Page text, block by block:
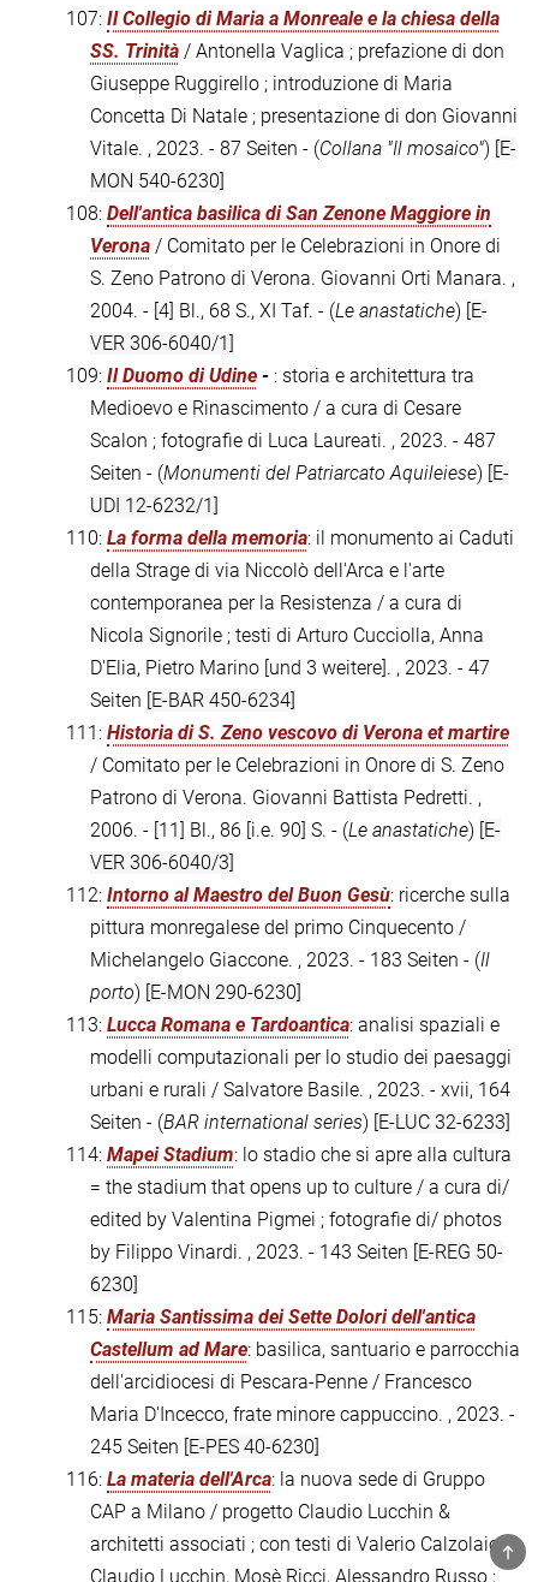
107: Il Collegio di Maria a Monreale e la chiesa della
SS. Trinità / Antonella Vaglica ; prefazione di don
Giuseppe Ruggirello ; introduzione di Maria
Concetta Di Natale ; presentazione di don Giovanni
Vitale. , 2023. - 87 Seiten - (Collana "Il mosaico") [E-
MON 540-6230]
108: Dell'antica basilica di San Zenone Maggiore in
Verona / Comitato per le Celebrazioni in Onore di
S. Zeno Patrono di Verona. Giovanni Orti Manara. ,
2004. - [4] Bl., 68 S., XI Taf. - (Le anastatiche) [E-
VER 306-6040/1]
109: Il Duomo di Udine - : storia e architettura tra
Medioevo e Rinascimento / a cura di Cesare
Scalon ; fotografie di Luca Laureati. , 2023. - 487
Seiten - (Monumenti del Patriarcato Aquileiese) [E-
UDI 12-6232/1]
110: La forma della memoria: il monumento ai Caduti
della Strage di via Niccolò dell'Arca e l'arte
contemporanea per la Resistenza / a cura di
Nicola Signorile ; testi di Arturo Cucciolla, Anna
D'Elia, Pietro Marino [und 3 weitere]. , 2023. - 47
Seiten [E-BAR 450-6234]
111: Historia di S. Zeno vescovo di Verona et martire
/ Comitato per le Celebrazioni in Onore di S. Zeno
Patrono di Verona. Giovanni Battista Pedretti. ,
2006. - [11] Bl., 86 [i.e. 90] S. - (Le anastatiche) [E-
VER 306-6040/3]
112: Intorno al Maestro del Buon Gesù: ricerche sulla
pittura monregalese del primo Cinquecento /
Michelangelo Giaccone. , 2023. - 183 Seiten - (Il
porto) [E-MON 290-6230]
113: Lucca Romana e Tardoantica: analisi spaziali e
modelli computazionali per lo studio dei paesaggi
urbani e rurali / Salvatore Basile. , 2023. - xvii, 164
Seiten - (BAR international series) [E-LUC 32-6233]
114: Mapei Stadium: lo stadio che si apre alla cultura
= the stadium that opens up to culture / a cura di/
edited by Valentina Pigmei ; fotografie di/ photos
by Filippo Vinardi. , 2023. - 143 Seiten [E-REG 50-
6230]
115: Maria Santissima dei Sette Dolori dell'antica
Castellum ad Mare: basilica, santuario e parrocchia
dell'arcidiocesi di Pescara-Penne / Francesco
Maria D'Incecco, frate minore cappuccino. , 2023. -
245 Seiten [E-PES 40-6230]
116: La materia dell'Arca: la nuova sede di Gruppo
CAP a Milano / progetto Claudio Lucchin &
architetti associati ; con testi di Valerio Calzolaio,
Claudio Lucchin, Mosè Ricci, Alessandro Russo ;
TOP